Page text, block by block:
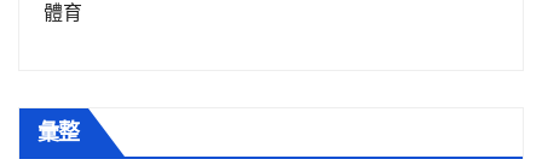
體育
彙整